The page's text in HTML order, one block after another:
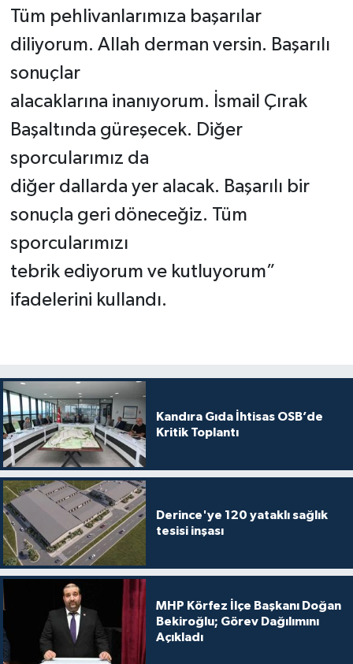
Tüm pehlivanlarımıza başarılar
diliyorum. Allah derman versin. Başarılı
sonuçlar
alacaklarına inanıyorum. İsmail Çırak
Başaltında güreşecek. Diğer
sporcularımız da
diğer dallarda yer alacak. Başarılı bir
sonuçla geri döneceğiz. Tüm
sporcularımızı
tebrik ediyorum ve kutluyorum”
ifadelerini kullandı.
Kandıra Gıda İhtisas OSB’de
Kritik Toplantı
Derince'ye 120 yataklı sağlık
tesisi inşası
MHP Körfez İlçe Başkanı Doğan
Bekiroğlu; Görev Dağılımını
Açıkladı